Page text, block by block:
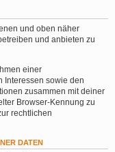
und oben näher
und anbieten zu
einer
Interessen sowie den
zusammen mit deiner
Browser-Kennung zu
rechtlichen
DATEN